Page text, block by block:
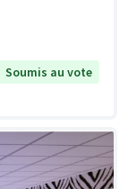
Soumis au vote